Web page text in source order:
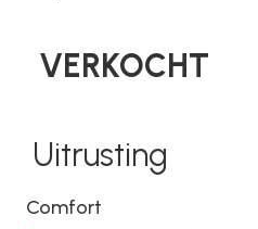
VERKOCHT
Uitrusting
Comfort